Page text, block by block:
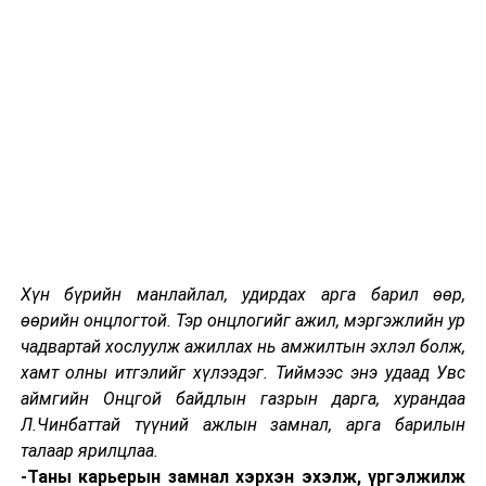
Хот байгуулалт, хөгжлийн газрын суурь мэдээллийг
ашиглав.
УНШСАН: 2191
ДАРААХ МЭДЭЭ
Хүн бүрийн манлайлал, удирдах арга барил өөр,
өөрийн онцлогтой. Тэр онцлогийг ажил, мэргэжлийн ур
чадвартай хослуулж ажиллах нь амжилтын эхлэл болж,
хамт олны итгэлийг хүлээдэг. Тиймээс энэ удаад Увс
аймгийн Онцгой байдлын газрын дарга, хурандаа
Л.Чинбаттай түүний ажлын замнал, арга барилын
талаар ярилцлаа.
-Таны карьерын замнал хэрхэн эхэлж, үргэлжилж